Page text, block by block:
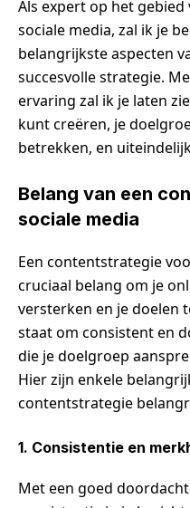
Als expert op het
sociale media, zal ik je
belangrijkste aspecten
succesvolle strategie.
ervaring zal ik je laten
kunt creëren, je
betrekken, en
Belang van een
sociale media
Een contentstrategie
cruciaal belang om je
versterken en je doelen
staat om consistent en
die je doelgroep
Hier zijn enkele
contentstrategie
1. Consistentie en
Met een goed